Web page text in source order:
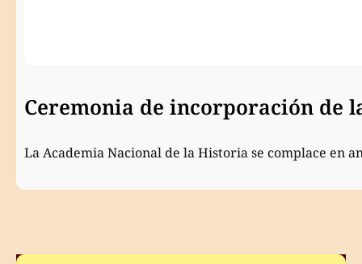
Ceremonia de incorporación de
La Academia Nacional de la Historia se complace en